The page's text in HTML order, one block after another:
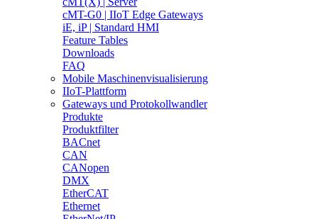
cMT-G0 | IIoT Edge Gateways
iE, iP | Standard HMI
Feature Tables
Downloads
FAQ
Mobile Maschinenvisualisierung
IIoT-Plattform
Gateways und Protokollwandler
Produkte
Produktfilter
BACnet
CAN
CANopen
DMX
EtherCAT
Ethernet